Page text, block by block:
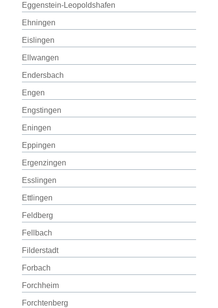
Eggenstein-Leopoldshafen
Ehningen
Eislingen
Ellwangen
Endersbach
Engen
Engstingen
Eningen
Eppingen
Ergenzingen
Esslingen
Ettlingen
Feldberg
Fellbach
Filderstadt
Forbach
Forchheim
Forchtenberg